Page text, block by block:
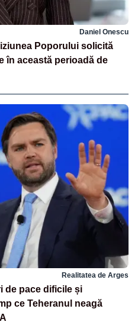
Daniel Onescu
Poporului solicită
în această perioadă de
Realitatea de Arges
de pace dificile și
ce Teheranul neagă